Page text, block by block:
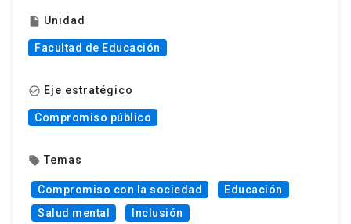
insert_drive_file Unidad
Facultad de Educación
check_circle_outline Eje estratégico
Compromiso público
local_offer Temas
Compromiso con la sociedad
Educación
Salud mental
Inclusión